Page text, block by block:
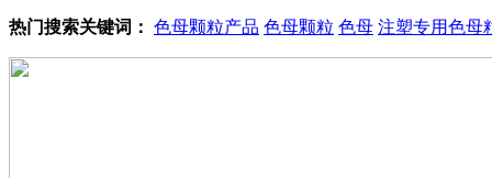
热门搜索关键词： 色母颗粒产品 色母颗粒 色母 注塑专用色母